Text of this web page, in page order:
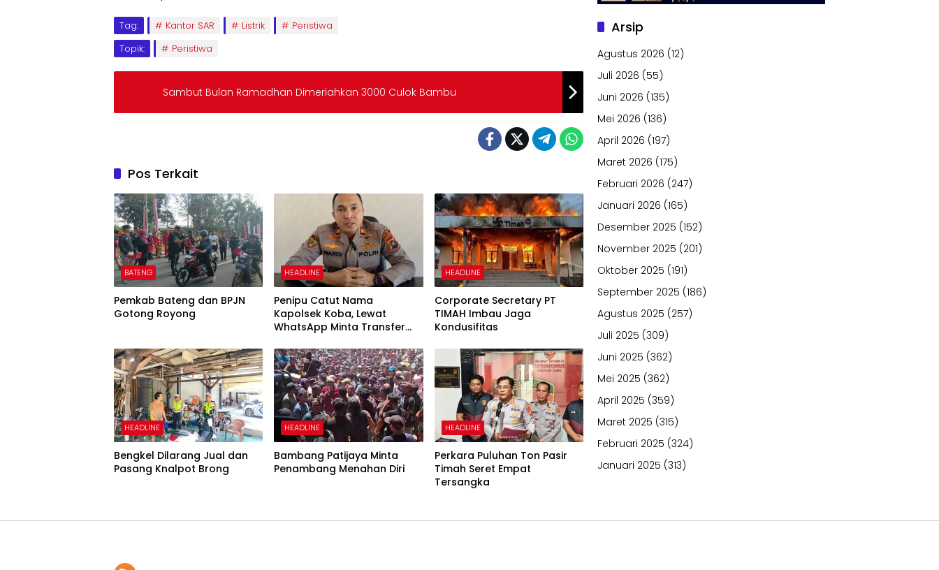
Tag: Kantor SAR Listrik
Peristiwa
Topik:
Peristiwa
Sambut Bulan Ramadhan Dimeriahkan 3000 Culok Bambu
Pos Terkait
BATENG
Pemkab Bateng dan BPJN
Gotong Royong
HEADLINE
Penipu Catut Nama
Kapolsek Koba, Lewat
WhatsApp Minta Transfer
HEADLINE
Corporate Secretary PT
TIMAH Imbau Jaga
Kondusifitas
HEADLINE
Bengkel Dilarang Jual dan
Pasang Knalpot Brong
HEADLINE
Bambang Patijaya Minta
Penambang Menahan Diri
HEADLINE
Perkara Puluhan Ton Pasir
Timah Seret Empat
Tersangka
Arsip
Agustus 2026 (12)
Juli 2026 (55)
Juni 2026 (135)
Mei 2026 (136)
April 2026 (197)
Maret 2026 (175)
Februari 2026 (247)
Januari 2026 (165)
Desember 2025 (152)
November 2025 (201)
Oktober 2025 (191)
September 2025 (186)
Agustus 2025 (257)
Juli 2025 (309)
Juni 2025 (362)
Mei 2025 (362)
April 2025 (359)
Maret 2025 (315)
Februari 2025 (324)
Januari 2025 (313)